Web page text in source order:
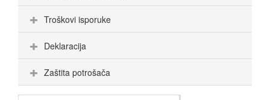
Troškovi isporuke
Deklaracija
Zaštita potrošača